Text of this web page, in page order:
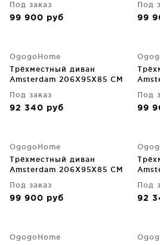
Под заказ
99 900 руб
Под
99
OgogoHome
Трёхместный диван
Amsterdam 206X95X85 CM
Под заказ
92 340 руб
Под
99
OgogoHome
Трёхместный диван
Amsterdam 206X95X85 CM
Под заказ
99 900 руб
Под
92
OgogoHome